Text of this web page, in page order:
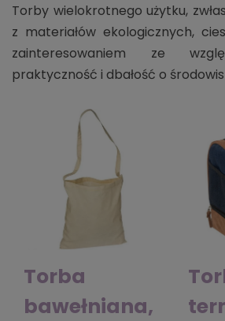
Torby wielokrotnego użytku,
z materiałów ekologicznych,
zainteresowaniem ze
praktyczność i dbałość o
Torba
bawełniana,